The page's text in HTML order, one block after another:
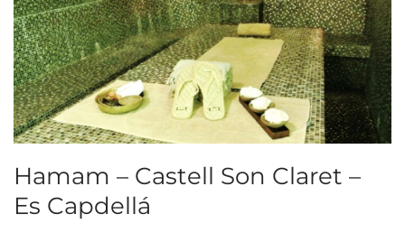
Hamam – Castell Son Claret –
Es Capdellá